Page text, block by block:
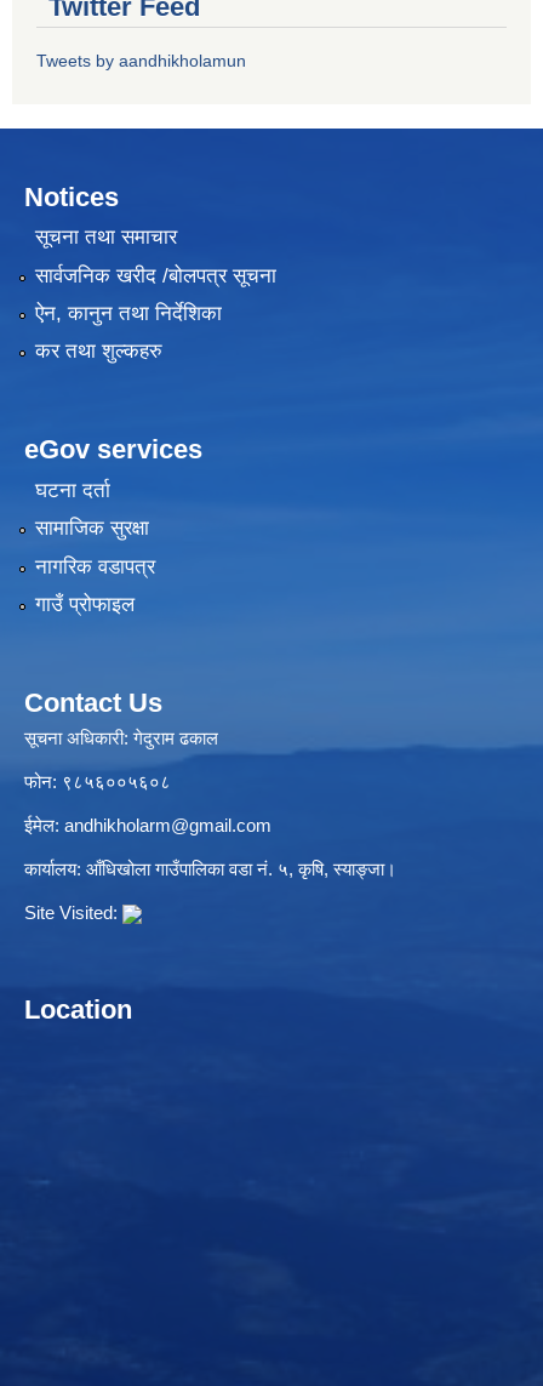
Twitter Feed
Tweets by aandhikholamun
Notices
सूचना तथा समाचार
सार्वजनिक खरीद /बोलपत्र सूचना
ऐन, कानुन तथा निर्देशिका
कर तथा शुल्कहरु
eGov services
घटना दर्ता
सामाजिक सुरक्षा
नागरिक वडापत्र
गाउँ प्रोफाइल
Contact Us
सूचना अधिकारी: गेदुराम ढकाल
फोन: ९८५६००५६०८
ईमेल: andhikholarm@gmail.com
कार्यालय: आँधिखोला गाउँपालिका वडा नं. ५, कृषि, स्याङ्जा।
Site Visited:
Location